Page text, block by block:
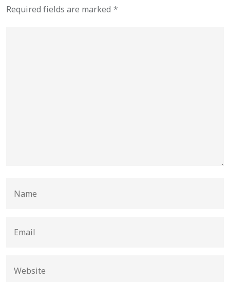
Required fields are marked *